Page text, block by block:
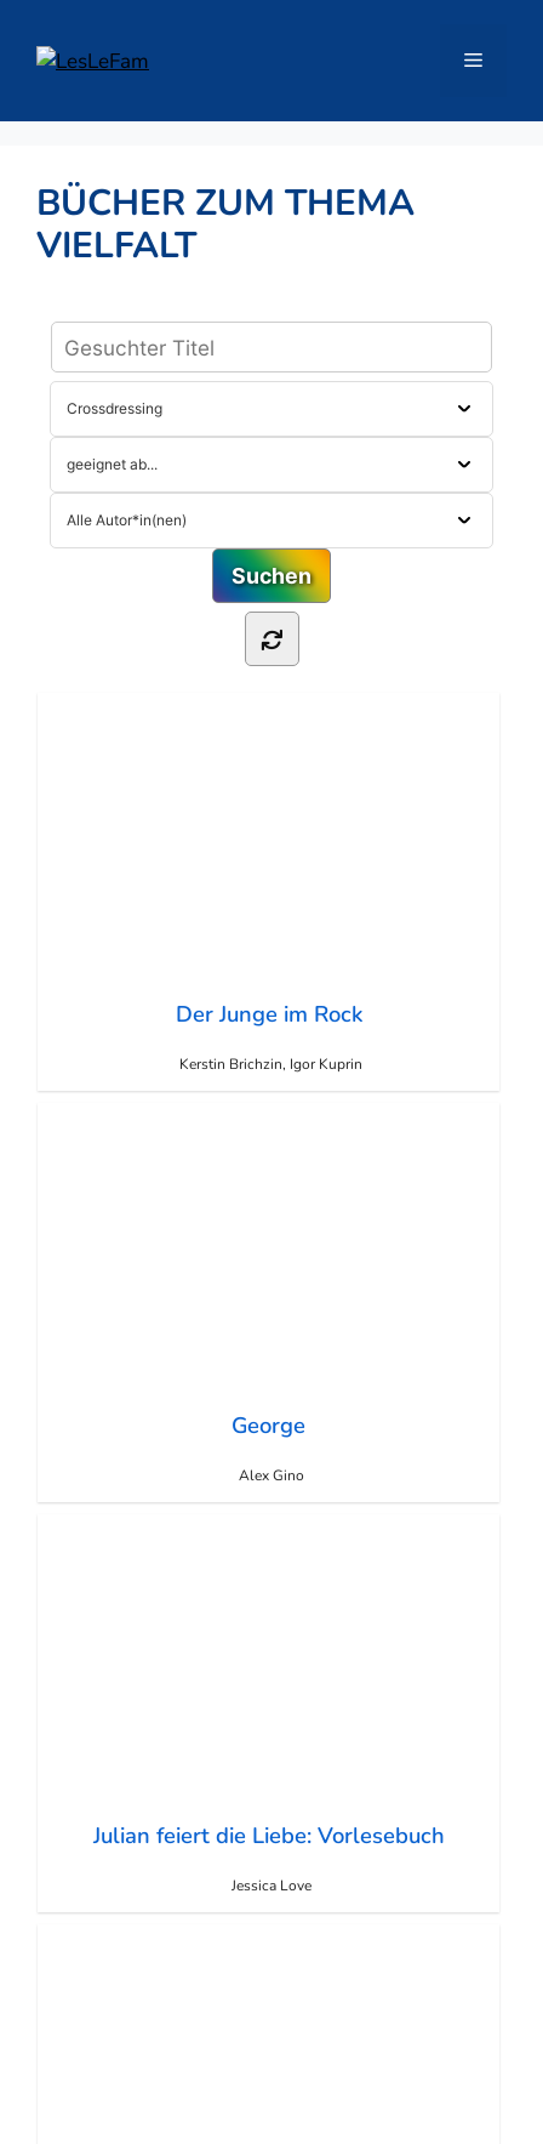
Inhalt
springen
Menü
BÜCHER ZUM THEMA
VIELFALT
Der Junge im Rock
Kerstin Brichzin, Igor Kuprin
George
Alex Gino
Julian feiert die Liebe: Vorlesebuch
Jessica Love